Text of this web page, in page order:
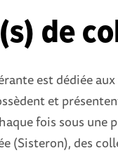
de
est dédiée
et
fois sous une
(Sisteron), des